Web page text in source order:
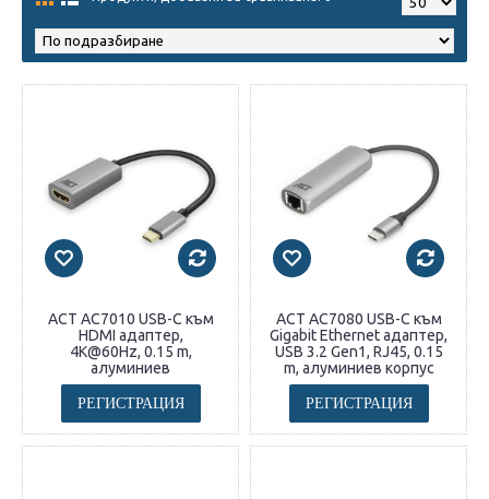
ACT AC7010 USB-C към
HDMI адаптер,
4K@60Hz, 0.15 m,
алуминиев
РЕГИСТРАЦИЯ
ACT AC7080 USB-C към
Gigabit Ethernet адаптер,
USB 3.2 Gen1, RJ45, 0.15
m, алуминиев корпус
РЕГИСТРАЦИЯ